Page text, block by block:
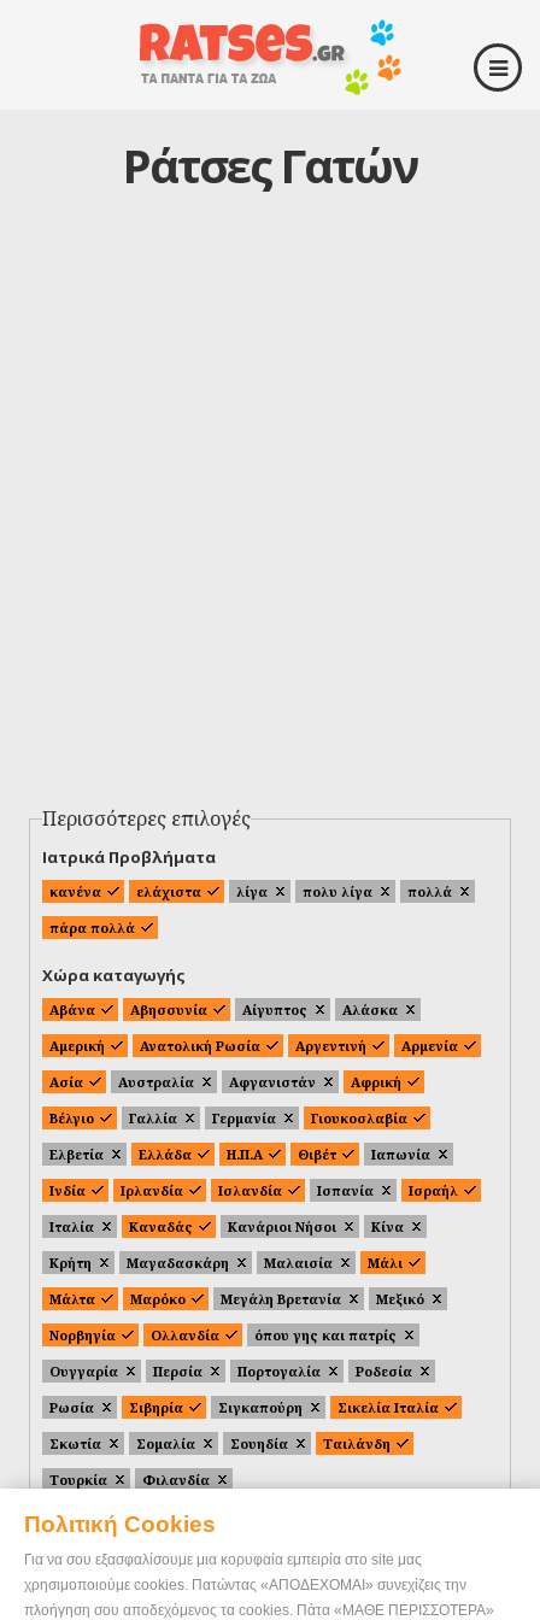
Πολιτική Cookies
Για να σου εξασφαλίσουμε μια κορυφαία εμπειρία στο site μας
χρησιμοποιούμε cookies. Πατώντας «ΑΠΟΔΕΧΟΜΑΙ» συνεχίζεις την
πλοήγηση σου αποδεχόμενος τα cookies. Πάτα «ΜΑΘΕ ΠΕΡΙΣΣΟΤΕΡΑ»
Ράτσες Γατών
Περισσότερες επιλογές
Ιατρικά Προβλήματα
κανένα ελάχιστα λίγα πολυ λίγα
πολλά
πάρα πολλά
Χώρα καταγωγής
Αβάνα Αβησσυνία Αίγυπτος
Αλάσκα
Αμερική
Ανατολική Ρωσία Αργεντινή
Αρμενία
Ασία
Αυστραλία Αφγανιστάν
Αφρική
Βέλγιο
Γαλλία Γερμανία
Γιουκοσλαβία
Ελβετία
Ελλάδα Η.Π.Α Θιβέτ
Ιαπωνία
Ινδία
Ιρλανδία Ισλανδία Ισπανία
Ισραήλ
Ιταλία
Καναδάς Κανάριοι Νήσοι
Κίνα
Κρήτη
Μαγαδασκάρη Μαλαισία
Μάλι
Μάλτα
Μαρόκο Μεγάλη Βρετανία
Μεξικό
Νορβηγία
Ολλανδία
όπου γης και πατρίς
Ουγγαρία
Περσία Πορτογαλία
Ροδεσία
Ρωσία
Σιβηρία Σιγκαπούρη
Σικελία Ιταλία
Σκωτία
Σομαλία Σουηδία
Ταιλάνδη
Τουρκία
Φιλανδία